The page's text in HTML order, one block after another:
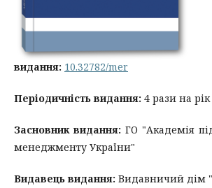
видання: 10.32782/mer
Періодичність видання: 4 рази на рік
Засновник видання: ГО "Академія
менеджменту України"
Видавець видання: Видавничий дім